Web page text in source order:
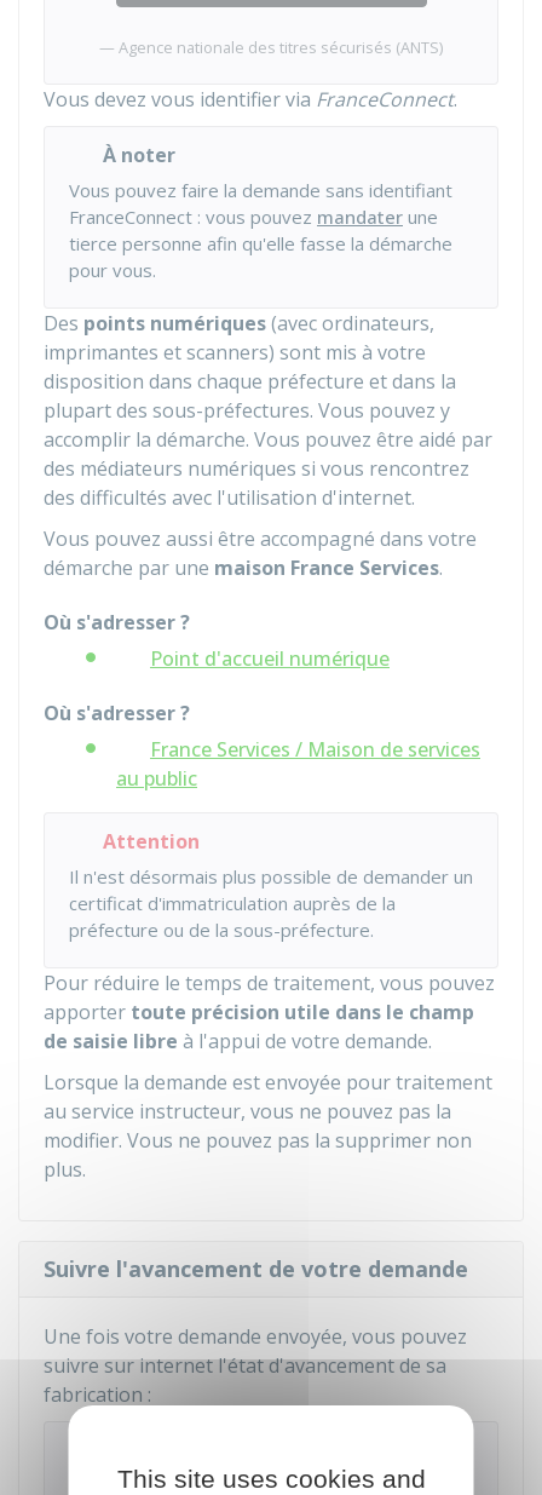
Agence nationale des titres sécurisés (ANTS)
Vous devez vous identifier via FranceConnect.
À noter
Vous pouvez faire la demande sans identifiant
FranceConnect : vous pouvez mandater une
tierce personne afin qu'elle fasse la démarche
pour vous.
Des points numériques(avec ordinateurs,
imprimantes et scanners) sont mis à votre
disposition dans chaque préfecture et dans la
plupart des sous-préfectures. Vous pouvez y
accomplir la démarche. Vous pouvez être aidé par
des médiateurs numériques si vous rencontrez
des difficultés avec l'utilisation d'internet.
Vous pouvez aussi être accompagné dans votre
démarche par une maison France Services.
Où s'adresser ?
Point d'accueil numérique
Où s'adresser ?
France Services / Maison de services
au public
Attention
Il n'est désormais plus possible de demander un
certificat d'immatriculation auprès de la
préfecture ou de la sous-préfecture.
Pour réduire le temps de traitement, vous pouvez
apporter toute précision utile dans le champ
de saisie libre à l'appui de votre demande.
Lorsque la demande est envoyée pour traitement
au service instructeur, vous ne pouvez pas la
modifier. Vous ne pouvez pas la supprimer non
plus.
Suivre l'avancement de votre demande
Une fois votre demande envoyée, vous pouvez
suivre sur internet l'état d'avancement de sa
fabrication :
d'immatriculation
This site uses cookies and